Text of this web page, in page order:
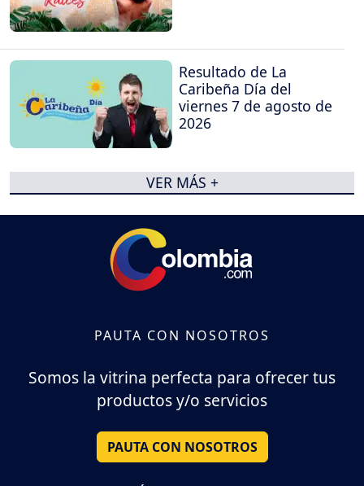
Resultado de La
Caribeña Día del
viernes 7 de agosto de
2026
VER MÁS +
PAUTA CON NOSOTROS
Somos la vitrina perfecta para ofrecer tus
productos y/o servicios
PAUTA CON NOSOTROS